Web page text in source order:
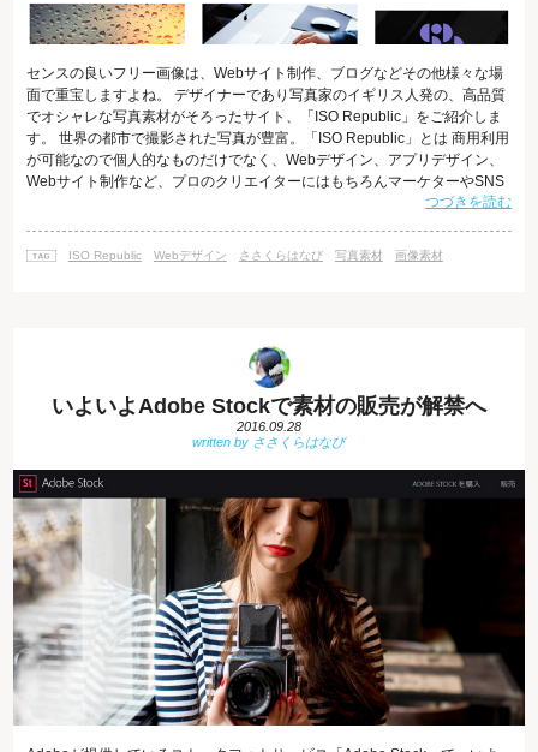
センスの良いフリー画像は、Webサイト制作、ブログなどその他様々な場
面で重宝しますよね。 デザイナーであり写真家のイギリス人発の、高品質
でオシャレな写真素材がそろったサイト、「ISO Republic」をご紹介しま
す。 世界の都市で撮影された写真が豊富。「ISO Republic」とは 商用利用
が可能なので個人的なものだけでなく、Webデザイン、アプリデザイン、
Webサイト制作など、プロのクリエイターにはもちろんマーケターやSNS
担当者の方など仕事でも広く活用することができる無料素材が利用できま
都市、テクノロジー、など８つのカテゴリに分けられていてとても探
つづきを読む
ISO Republic Webデザイン ささくらはなび 写真素材 画像素材
いよいよAdobe Stockで素材の販売が解禁へ
2016.09.28